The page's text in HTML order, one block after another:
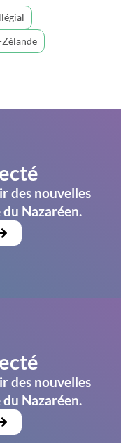
des nouvelles
Nazaréen.
des nouvelles
Nazaréen.